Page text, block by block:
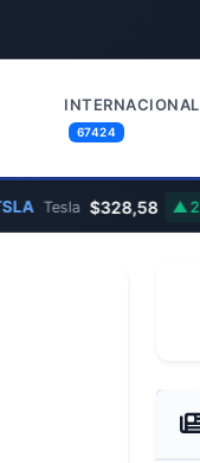
INTERNACIONAL
67424
Tesla $328,58 2.83%